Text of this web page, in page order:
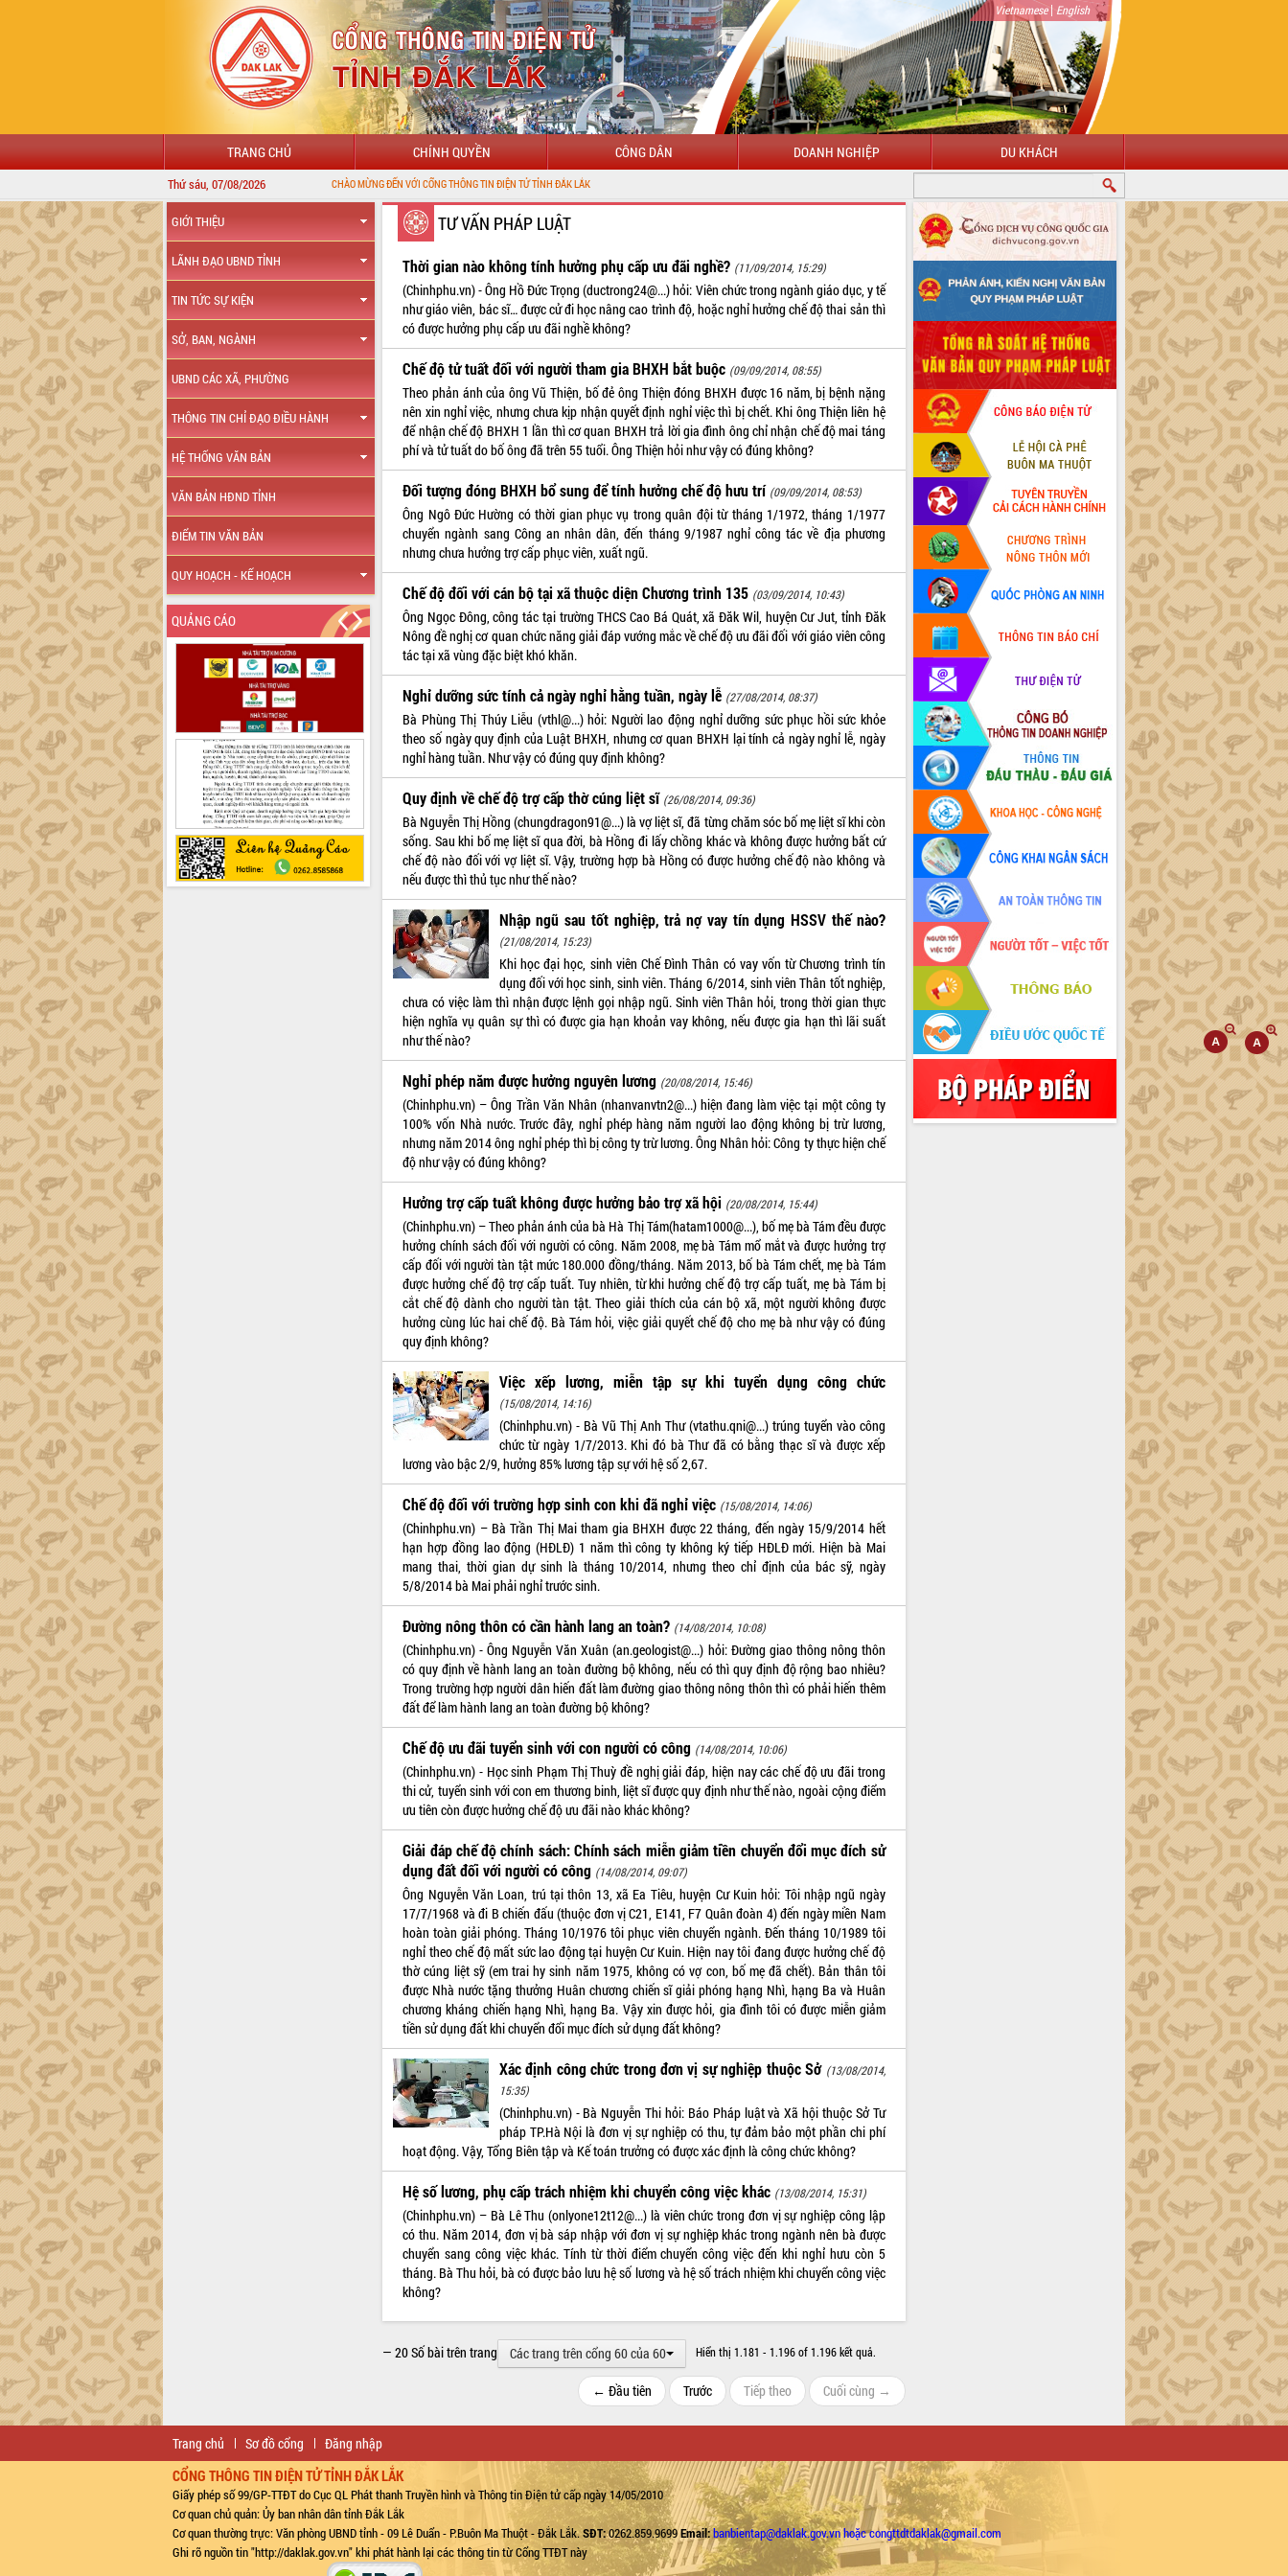
Vietnamese| English
TRANG CHỦ CHÍNH QUYỀN CÔNG DÂN DOANH NGHIỆP DU KHÁCH
Thứ sáu, 07/08/2026 CHÀO MỪNG ĐẾN VỚI CỔNG THÔNG TIN ĐIỆN TỬ TỈNH ĐẮK LẮK
GIỚI THIỆU
LÃNH ĐẠO UBND TỈNH
TIN TỨC SỰ KIỆN
SỞ, BAN, NGÀNH
UBND CÁC XÃ, PHƯỜNG
THÔNG TIN CHỈ ĐẠO ĐIỀU HÀNH
HỆ THỐNG VĂN BẢN
VĂN BẢN HĐND TỈNH
ĐIỂM TIN VĂN BẢN
QUY HOẠCH - KẾ HOẠCH
QUẢNG CÁO
TƯ VẤN PHÁP LUẬT
Thời gian nào không tính hưởng phụ cấp ưu đãi nghề? (11/09/2014, 15:29)
(Chinhphu.vn) - Ông Hồ Đức Trọng (ductrong24@...) hỏi: Viên chức trong ngành giáo dục, y tế
như giáo viên, bác sĩ… được cử đi học nâng cao trình độ, hoặc nghỉ hưởng chế độ thai sản thì
có được hưởng phụ cấp ưu đãi nghề không?
Chế độ tử tuất đối với người tham gia BHXH bắt buộc (09/09/2014, 08:55)
Theo phản ánh của ông Vũ Thiện, bố đẻ ông Thiện đóng BHXH được 16 năm, bị bệnh nặng
nên xin nghỉ việc, nhưng chưa kịp nhận quyết định nghỉ việc thì bị chết. Khi ông Thiện liên hệ
để nhận chế độ BHXH 1 lần thì cơ quan BHXH trả lời gia đình ông chỉ nhận chế độ mai táng
phí và tử tuất do bố ông đã trên 55 tuổi. Ông Thiện hỏi như vậy có đúng không?
Đối tượng đóng BHXH bổ sung để tính hưởng chế độ hưu trí (09/09/2014, 08:53)
Ông Ngô Đức Hường có thời gian phục vụ trong quân đội từ tháng 1/1972, tháng 1/1977
chuyển ngành sang Công an nhân dân, đến tháng 9/1987 nghỉ công tác về địa phương
nhưng chưa hưởng trợ cấp phục viên, xuất ngũ.
Chế độ đối với cán bộ tại xã thuộc diện Chương trình 135 (03/09/2014, 10:43)
Ông Ngọc Đông, công tác tại trường THCS Cao Bá Quát, xã Đăk Wil, huyện Cư Jut, tỉnh Đăk
Nông đề nghị cơ quan chức năng giải đáp vướng mắc về chế độ ưu đãi đối với giáo viên công
tác tại xã vùng đặc biệt khó khăn.
Nghỉ dưỡng sức tính cả ngày nghỉ hằng tuần, ngày lễ (27/08/2014, 08:37)
Bà Phùng Thị Thúy Liễu (vthl@...) hỏi: Người lao động nghỉ dưỡng sức phục hồi sức khỏe
theo số ngày quy định của Luật BHXH, nhưng cơ quan BHXH lại tính cả ngày nghỉ lễ, ngày
nghỉ hàng tuần. Như vậy có đúng quy định không?
Quy định về chế độ trợ cấp thờ cúng liệt sĩ (26/08/2014, 09:36)
Bà Nguyễn Thị Hồng (chungdragon91@...) là vợ liệt sĩ, đã từng chăm sóc bố mẹ liệt sĩ khi còn
sống. Sau khi bố mẹ liệt sĩ qua đời, bà Hồng đi lấy chồng khác và không được hưởng bất cứ
chế độ nào đối với vợ liệt sĩ. Vậy, trường hợp bà Hồng có được hưởng chế độ nào không và
nếu được thì thủ tục như thế nào?
Nhập ngũ sau tốt nghiệp, trả nợ vay tín dụng HSSV thế nào?
(21/08/2014, 15:23)
Khi học đại học, sinh viên Chế Đình Thân có vay vốn từ Chương trình tín
dụng đối với học sinh, sinh viên. Tháng 6/2014, sinh viên Thân tốt nghiệp,
chưa có việc làm thì nhận được lệnh gọi nhập ngũ. Sinh viên Thân hỏi, trong thời gian thực
hiện nghĩa vụ quân sự thì có được gia hạn khoản vay không, nếu được gia hạn thì lãi suất
như thế nào?
Nghỉ phép năm được hưởng nguyên lương (20/08/2014, 15:46)
(Chinhphu.vn) – Ông Trần Văn Nhân (nhanvanvtn2@...) hiện đang làm việc tại một công ty
100% vốn Nhà nước. Trước đây, nghỉ phép hàng năm người lao động không bị trừ lương,
nhưng năm 2014 ông nghỉ phép thì bị công ty trừ lương. Ông Nhân hỏi: Công ty thực hiện chế
độ như vậy có đúng không?
Hưởng trợ cấp tuất không được hưởng bảo trợ xã hội (20/08/2014, 15:44)
(Chinhphu.vn) – Theo phản ánh của bà Hà Thị Tám(hatam1000@...), bố mẹ bà Tám đều được
hưởng chính sách đối với người có công. Năm 2008, mẹ bà Tám mổ mắt và được hưởng trợ
cấp đối với người tàn tật mức 180.000 đồng/tháng. Năm 2013, bố bà Tám chết, mẹ bà Tám
được hưởng chế độ trợ cấp tuất. Tuy nhiên, từ khi hưởng chế độ trợ cấp tuất, mẹ bà Tám bị
cắt chế độ dành cho người tàn tật. Theo giải thích của cán bộ xã, một người không được
hưởng cùng lúc hai chế độ. Bà Tám hỏi, việc giải quyết chế độ cho mẹ bà như vậy có đúng
quy định không?
Việc xếp lương, miễn tập sự khi tuyển dụng công chức
(15/08/2014, 14:16)
(Chinhphu.vn) - Bà Vũ Thị Anh Thư (vtathu.qni@...) trúng tuyển vào công
chức từ ngày 1/7/2013. Khi đó bà Thư đã có bằng thạc sĩ và được xếp
lương vào bậc 2/9, hưởng 85% lương tập sự với hệ số 2,67.
Chế độ đối với trường hợp sinh con khi đã nghỉ việc (15/08/2014, 14:06)
(Chinhphu.vn) – Bà Trần Thị Mai tham gia BHXH được 22 tháng, đến ngày 15/9/2014 hết
hạn hợp đồng lao động (HĐLĐ) 1 năm thì công ty không ký tiếp HĐLĐ mới. Hiện bà Mai
mang thai, thời gian dự sinh là tháng 10/2014, nhưng theo chỉ định của bác sỹ, ngày
5/8/2014 bà Mai phải nghỉ trước sinh.
Đường nông thôn có cần hành lang an toàn? (14/08/2014, 10:08)
(Chinhphu.vn) - Ông Nguyễn Văn Xuân (an.geologist@...) hỏi: Đường giao thông nông thôn
có quy định về hành lang an toàn đường bộ không, nếu có thì quy định độ rộng bao nhiêu?
Trong trường hợp người dân hiến đất làm đường giao thông nông thôn thì có phải hiến thêm
đất để làm hành lang an toàn đường bộ không?
Chế độ ưu đãi tuyển sinh với con người có công (14/08/2014, 10:06)
(Chinhphu.vn) - Học sinh Phạm Thị Thuỳ đề nghị giải đáp, hiện nay các chế độ ưu đãi trong
thi cử, tuyển sinh với con em thương binh, liệt sĩ được quy định như thế nào, ngoài cộng điểm
ưu tiên còn được hưởng chế độ ưu đãi nào khác không?
Giải đáp chế độ chính sách: Chính sách miễn giảm tiền chuyển đổi mục đích sử
dụng đất đối với người có công (14/08/2014, 09:07)
Ông Nguyễn Văn Loan, trú tại thôn 13, xã Ea Tiêu, huyện Cư Kuin hỏi: Tôi nhập ngũ ngày
17/7/1968 và đi B chiến đấu (thuộc đơn vị C21, E141, F7 Quân đoàn 4) đến ngày miền Nam
hoàn toàn giải phóng. Tháng 10/1976 tôi phục viên chuyển ngành. Đến tháng 10/1989 tôi
nghỉ theo chế độ mất sức lao động tại huyện Cư Kuin. Hiện nay tôi đang được hưởng chế độ
thờ cúng liệt sỹ (em trai hy sinh năm 1975, không có vợ con, bố mẹ đã chết). Bản thân tôi
được Nhà nước tặng thưởng Huân chương chiến sĩ giải phóng hạng Nhì, hạng Ba và Huân
chương kháng chiến hạng Nhì, hạng Ba. Vậy xin được hỏi, gia đình tôi có được miễn giảm
tiền sử dụng đất khi chuyển đổi mục đích sử dụng đất không?
Xác định công chức trong đơn vị sự nghiệp thuộc Sở (13/08/2014,
15:35)
(Chinhphu.vn) - Bà Nguyễn Thi hỏi: Báo Pháp luật và Xã hội thuộc Sở Tư
pháp TP.Hà Nội là đơn vị sự nghiệp có thu, tự đảm bảo một phần chi phí
hoạt động. Vậy, Tổng Biên tập và Kế toán trưởng có được xác định là công chức không?
Hệ số lương, phụ cấp trách nhiệm khi chuyển công việc khác (13/08/2014, 15:31)
(Chinhphu.vn) – Bà Lê Thu (onlyone12t12@...) là viên chức trong đơn vị sự nghiệp công lập
có thu. Năm 2014, đơn vị bà sáp nhập với đơn vị sự nghiệp khác trong ngành nên bà được
chuyển sang công việc khác. Tính từ thời điểm chuyển công việc đến khi nghỉ hưu còn 5
tháng. Bà Thu hỏi, bà có được bảo lưu hệ số lương và hệ số trách nhiệm khi chuyển công việc
không?
Các trang trên cổng 60 của 60
— 20 Số bài trên trang Hiển thị 1.181 - 1.196 of 1.196 kết quả.
← Đầu tiên Trước Tiếp theo Cuối cùng →
Trang chủ Sơ đồ cổng Đăng nhập
CỔNG THÔNG TIN ĐIỆN TỬ TỈNH ĐẮK LẮK
Giấy phép số 99/GP-TTĐT do Cục QL Phát thanh Truyền hình và Thông tin Điện tử cấp ngày 14/05/2010
Cơ quan chủ quản: Ủy ban nhân dân tỉnh Đắk Lắk
Cơ quan thường trực: Văn phòng UBND tỉnh - 09 Lê Duẩn - P.Buôn Ma Thuột - Đắk Lắk.SĐT:0262.859.9699Email:banbientap@daklak.gov.vn hoặc congttdtdaklak@gmail.com
Ghi rõ nguồn tin "http://daklak.gov.vn" khi phát hành lại các thông tin từ Cổng TTĐT này